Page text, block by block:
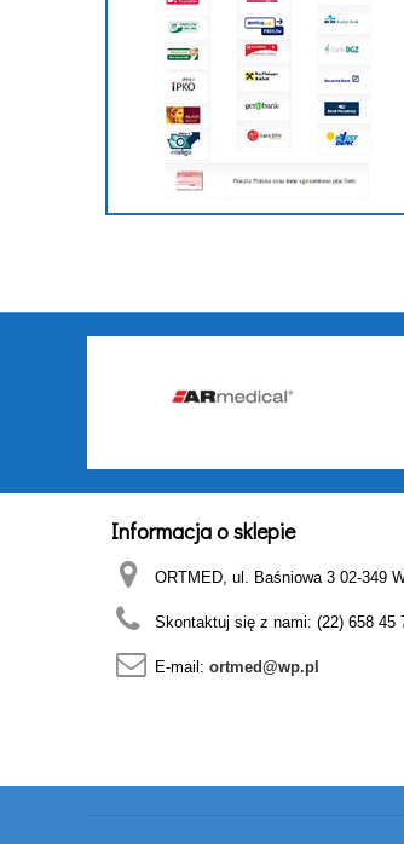
Informacja o sklepie
ORTMED, ul. Baśniowa 3 02-349
Skontaktuj się z nami: (22) 658 45
E-mail: ortmed@wp.pl